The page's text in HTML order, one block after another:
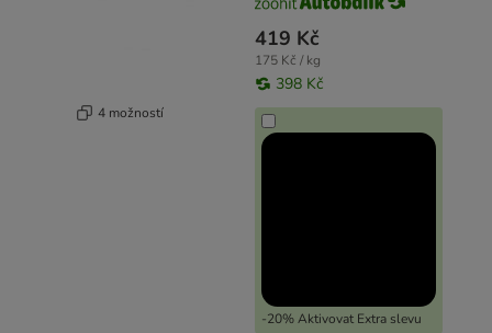
4 možností
419 Kč
175 Kč / kg
398 Kč
-20% Aktivovat Extra slevu